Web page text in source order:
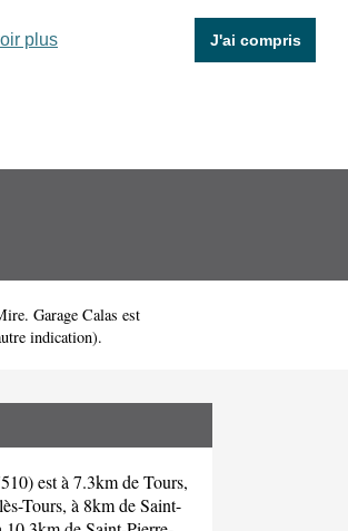
plus J'ai compris
Garage Calas est
indication).
est à 7.3km de Tours,
Tours, à 8km de Saint-